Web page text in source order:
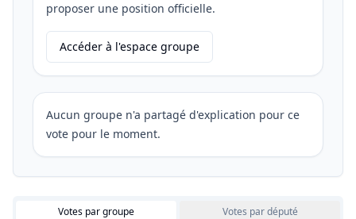
proposer une position officielle.
Accéder à l'espace groupe
Aucun groupe n'a partagé d'explication pour ce
vote pour le moment.
Votes par groupe Votes par député